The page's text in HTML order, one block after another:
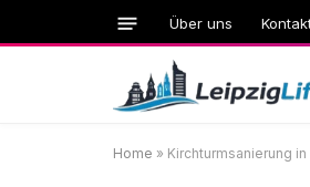
Über uns
Home » Kirchturmsanierung